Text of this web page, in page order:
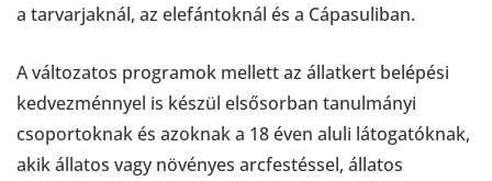
a tarvarjaknál, az elefántoknál és a Cápasuliban.
A változatos programok mellett az állatkert belépési
kedvezménnyel is készül elsősorban tanulmányi
csoportoknak és azoknak a 18 éven aluli látogatóknak,
akik állatos vagy növényes arcfestéssel, állatos